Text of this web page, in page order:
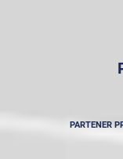
PARTENER